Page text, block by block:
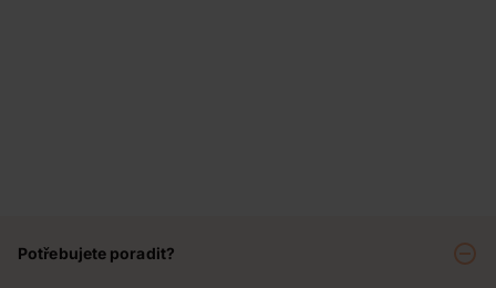
Potřebujete poradit?